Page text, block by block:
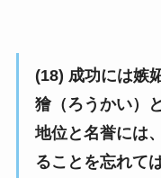
(18) 成功には嫉
獪（ろうかい）
地位と名誉には
ることを忘れて